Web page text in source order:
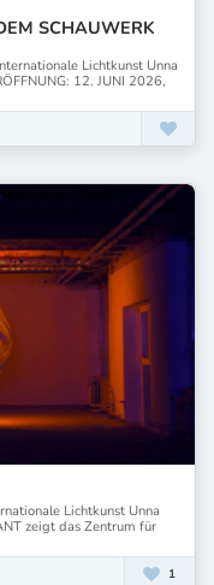
SCHAUWERK
Lichtkunst Unna
12. JUNI 2026,
Lichtkunst Unna
zeigt das Zentrum für
1